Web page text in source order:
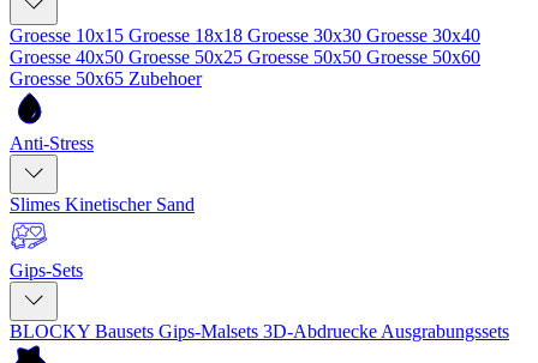
Groesse 10x15 Groesse 18x18 Groesse 30x30 Groesse 30x40
Groesse 40x50 Groesse 50x25 Groesse 50x50 Groesse 50x60
Groesse 50x65 Zubehoer
Anti-Stress
Slimes Kinetischer Sand
Gips-Sets
BLOCKY Bausets Gips-Malsets 3D-Abdruecke Ausgrabungssets